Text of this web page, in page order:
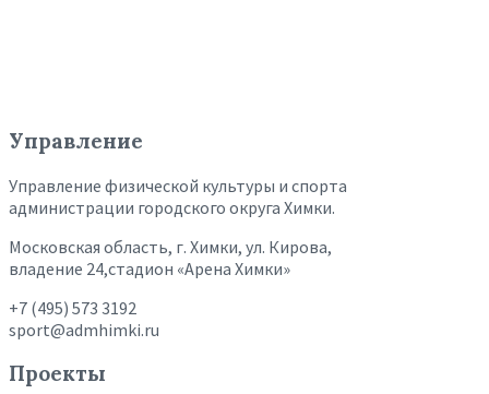
Управление
Управление физической культуры и спорта
администрации городского округа Химки.
Московская область, г. Химки, ул. Кирова,
владение 24,стадион «Арена Химки»
+7 (495) 573 3192
sport@admhimki.ru
Проекты